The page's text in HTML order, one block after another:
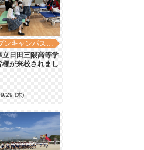
オープンキャンパス・学校見学
立日田三隈高等学
様が来校されまし
29 (木)